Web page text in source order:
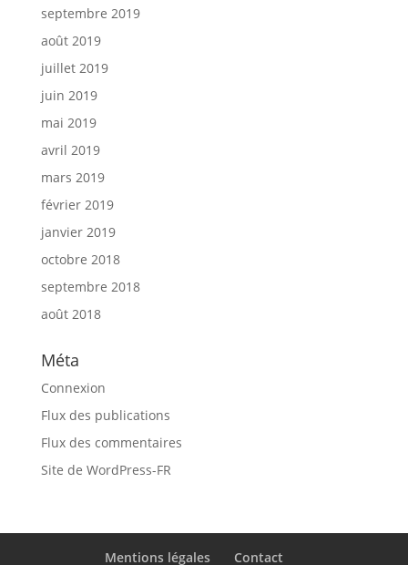
septembre 2019
août 2019
juillet 2019
juin 2019
mai 2019
avril 2019
mars 2019
février 2019
janvier 2019
octobre 2018
septembre 2018
août 2018
Méta
Connexion
Flux des publications
Flux des commentaires
Site de WordPress-FR
Mentions légales Contact